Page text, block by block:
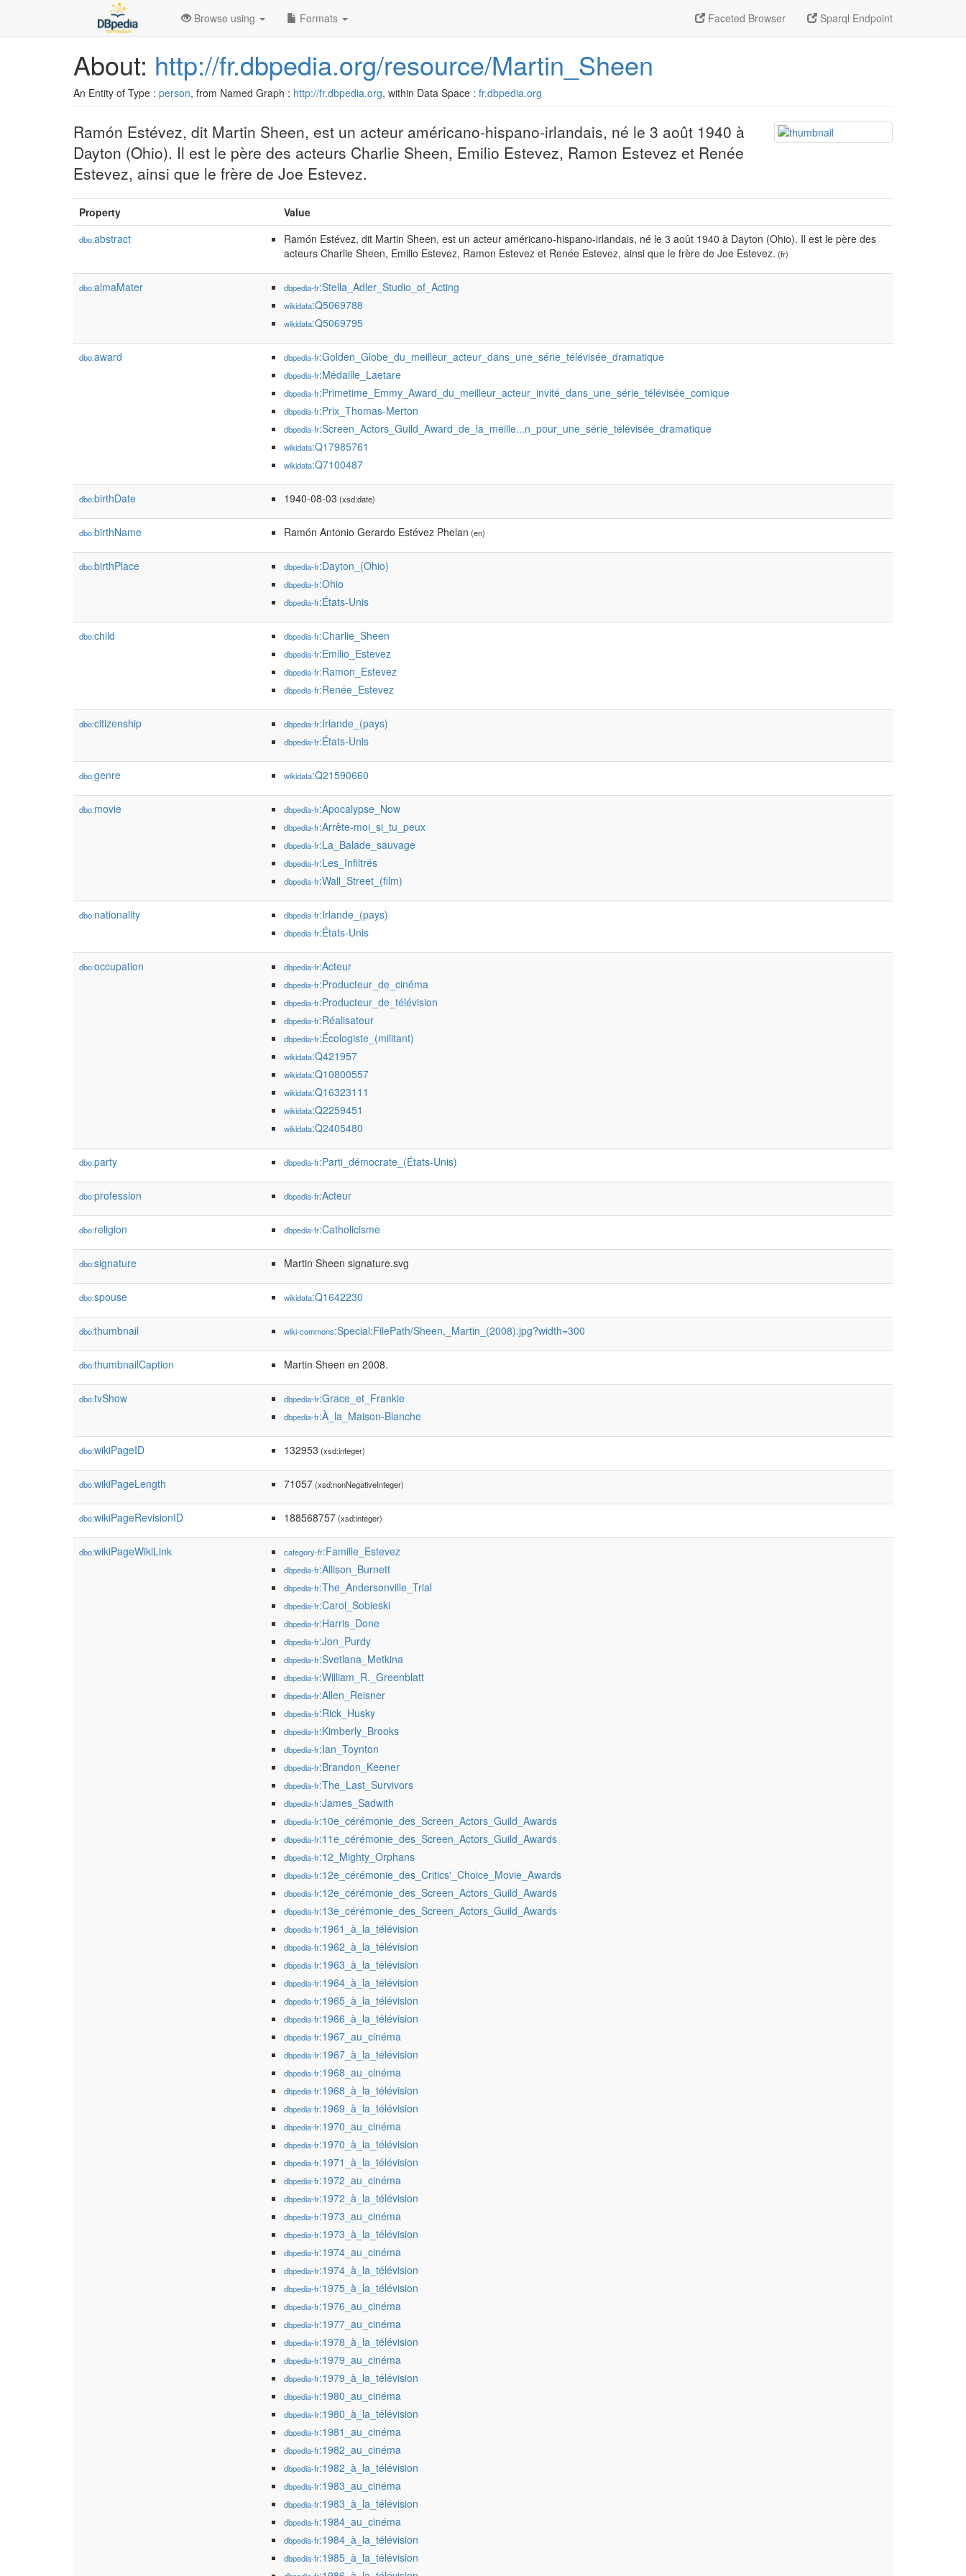
Faceted Browser Sparql Endpoint
Browse using Formats
About: http://fr.dbpedia.org/resource/Martin_Sheen
An Entity of Type : person, from Named Graph : http://fr.dbpedia.org, within Data Space : fr.dbpedia.org
Ramón Estévez, dit Martin Sheen, est un acteur américano-hispano-irlandais, né le 3 août 1940 à
Dayton (Ohio). Il est le père des acteurs Charlie Sheen, Emilio Estevez, Ramon Estevez et Renée
Estevez, ainsi que le frère de Joe Estevez.
Property Value
dbo:abstract
Ramón Estévez, dit Martin Sheen, est un acteur américano-hispano-irlandais, né le 3 août 1940 à Dayton (Ohio). Il est le père des
acteurs Charlie Sheen, Emilio Estevez, Ramon Estevez et Renée Estevez, ainsi que le frère de Joe Estevez. (fr)
dbo:almaMater dbpedia-fr:Stella_Adler_Studio_of_Acting
wikidata:Q5069788
wikidata:Q5069795
dbo:award dbpedia-fr:Golden_Globe_du_meilleur_acteur_dans_une_série_télévisée_dramatique
dbpedia-fr:Médaille_Laetare
dbpedia-fr:Primetime_Emmy_Award_du_meilleur_acteur_invité_dans_une_série_télévisée_comique
dbpedia-fr:Prix_Thomas-Merton
dbpedia-fr:Screen_Actors_Guild_Award_de_la_meille...n_pour_une_série_télévisée_dramatique
wikidata:Q17985761
wikidata:Q7100487
dbo:birthDate 1940-08-03 (xsd:date)
dbo:birthName Ramón Antonio Gerardo Estévez Phelan (en)
dbo:birthPlace dbpedia-fr:Dayton_(Ohio)
dbpedia-fr:Ohio
dbpedia-fr:États-Unis
dbo:child dbpedia-fr:Charlie_Sheen
dbpedia-fr:Emilio_Estevez
dbpedia-fr:Ramon_Estevez
dbpedia-fr:Renée_Estevez
dbo:citizenship dbpedia-fr:Irlande_(pays)
dbpedia-fr:États-Unis
dbo:genre wikidata:Q21590660
dbo:movie dbpedia-fr:Apocalypse_Now
dbpedia-fr:Arrête-moi_si_tu_peux
dbpedia-fr:La_Balade_sauvage
dbpedia-fr:Les_Infiltrés
dbpedia-fr:Wall_Street_(film)
dbo:nationality dbpedia-fr:Irlande_(pays)
dbpedia-fr:États-Unis
dbo:occupation dbpedia-fr:Acteur
dbpedia-fr:Producteur_de_cinéma
dbpedia-fr:Producteur_de_télévision
dbpedia-fr:Réalisateur
dbpedia-fr:Écologiste_(militant)
wikidata:Q421957
wikidata:Q10800557
wikidata:Q16323111
wikidata:Q2259451
wikidata:Q2405480
dbo:party dbpedia-fr:Parti_démocrate_(États-Unis)
dbo:profession dbpedia-fr:Acteur
dbo:religion dbpedia-fr:Catholicisme
dbo:signature Martin Sheen signature.svg
dbo:spouse wikidata:Q1642230
dbo:thumbnail wiki-commons:Special:FilePath/Sheen,_Martin_(2008).jpg?width=300
dbo:thumbnailCaption Martin Sheen en 2008.
dbo:tvShow dbpedia-fr:Grace_et_Frankie
dbpedia-fr:À_la_Maison-Blanche
dbo:wikiPageID 132953 (xsd:integer)
dbo:wikiPageLength 71057(xsd:nonNegativeInteger)
dbo:wikiPageRevisionID 188568757(xsd:integer)
dbo:wikiPageWikiLink category-fr:Famille_Estevez
dbpedia-fr:Allison_Burnett
dbpedia-fr:The_Andersonville_Trial
dbpedia-fr:Carol_Sobieski
dbpedia-fr:Harris_Done
dbpedia-fr:Jon_Purdy
dbpedia-fr:Svetlana_Metkina
dbpedia-fr:William_R._Greenblatt
dbpedia-fr:Allen_Reisner
dbpedia-fr:Rick_Husky
dbpedia-fr:Kimberly_Brooks
dbpedia-fr:Ian_Toynton
dbpedia-fr:Brandon_Keener
dbpedia-fr:The_Last_Survivors
dbpedia-fr:James_Sadwith
dbpedia-fr:10e_cérémonie_des_Screen_Actors_Guild_Awards
dbpedia-fr:11e_cérémonie_des_Screen_Actors_Guild_Awards
dbpedia-fr:12_Mighty_Orphans
dbpedia-fr:12e_cérémonie_des_Critics'_Choice_Movie_Awards
dbpedia-fr:12e_cérémonie_des_Screen_Actors_Guild_Awards
dbpedia-fr:13e_cérémonie_des_Screen_Actors_Guild_Awards
dbpedia-fr:1961_à_la_télévision
dbpedia-fr:1962_à_la_télévision
dbpedia-fr:1963_à_la_télévision
dbpedia-fr:1964_à_la_télévision
dbpedia-fr:1965_à_la_télévision
dbpedia-fr:1966_à_la_télévision
dbpedia-fr:1967_au_cinéma
dbpedia-fr:1967_à_la_télévision
dbpedia-fr:1968_au_cinéma
dbpedia-fr:1968_à_la_télévision
dbpedia-fr:1969_à_la_télévision
dbpedia-fr:1970_au_cinéma
dbpedia-fr:1970_à_la_télévision
dbpedia-fr:1971_à_la_télévision
dbpedia-fr:1972_au_cinéma
dbpedia-fr:1972_à_la_télévision
dbpedia-fr:1973_au_cinéma
dbpedia-fr:1973_à_la_télévision
dbpedia-fr:1974_au_cinéma
dbpedia-fr:1974_à_la_télévision
dbpedia-fr:1975_à_la_télévision
dbpedia-fr:1976_au_cinéma
dbpedia-fr:1977_au_cinéma
dbpedia-fr:1978_à_la_télévision
dbpedia-fr:1979_au_cinéma
dbpedia-fr:1979_à_la_télévision
dbpedia-fr:1980_au_cinéma
dbpedia-fr:1980_à_la_télévision
dbpedia-fr:1981_au_cinéma
dbpedia-fr:1982_au_cinéma
dbpedia-fr:1982_à_la_télévision
dbpedia-fr:1983_au_cinéma
dbpedia-fr:1983_à_la_télévision
dbpedia-fr:1984_au_cinéma
dbpedia-fr:1984_à_la_télévision
dbpedia-fr:1985_à_la_télévision